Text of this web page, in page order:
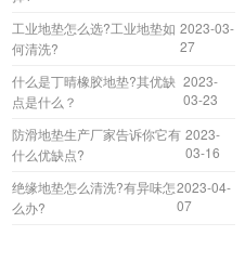
工业地垫怎么选?工业地垫如
何清洗?
2023-03-
27
什么是丁晴橡胶地垫?其优缺
点是什么？
2023-
03-23
防滑地垫生产厂家告诉你它有
什么优缺点?
2023-
03-16
绝缘地垫怎么清洗?有异味怎
么办?
2023-04-
07